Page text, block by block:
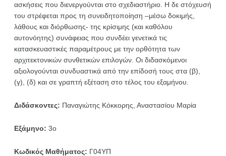
ασκήσεις που διενεργούνται στο σχεδιαστήριο. Η δε στόχευσή
του στρέφεται προς τη συνειδητοποίηση –μέσω δοκιμής,
λάθους και διόρθωσης- της κρίσιμης (και καθόλου
αυτονόητης) συνάφειας που συνδέει γενετικά τις
κατασκευαστικές παραμέτρους με την ορθότητα των
αρχιτεκτονικών συνθετικών επιλογών. Οι διδασκόμενοι
αξιολογούνται συνδυαστικά από την επίδοσή τους στα (β),
(γ), (δ) και σε γραπτή εξέταση στο τέλος του εξαμήνου.
Διδάσκοντες: Παναγιώτης Κόκκορης, Αναστασίου Μαρία
Εξάμηνο: 3ο
Κωδικός Μαθήματος: Γ04ΥΠ